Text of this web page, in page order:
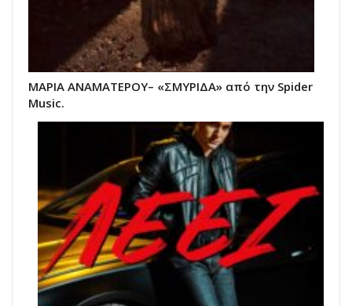
ΜΑΡΙΑ ΑΝΑΜΑΤΕΡΟΥ– «ΣΜΥΡΙΔΑ» από την Spider
Music.